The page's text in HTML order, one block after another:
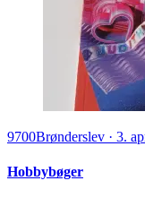
9700Brønderslev · 3.
Hobbybøger